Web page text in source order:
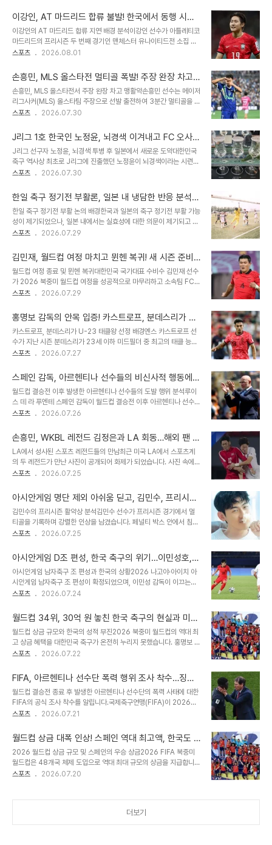
다. 황인범의 포르투 이적 과정..
드를 꺼낼 정도로 경기가 과열되면서 박 감독의 격앙된 반응을 이끌어
냈습니다. 박항서 감독의 열정적인 리더십과 구단의 평가험악한 상황
속에서도 박항서 감독은 코치진의 만류에도 불구하고 강력하게 목소
리를 높이며 제자를 보호하려는 의지를 보였습니다. 경기 후 구단은 박
감독의 행동을 '피 끓는 열정'이라 칭하며 그의 승부욕 넘치는 성격을
영상을 공유하며 팬들의 마음에 든다고 ..
이강인, AT 마드리드 합류 불발! 한국에서 동행 시작
유력
이강인의 AT 마드리드 합류 지연 배경 분석이강인 선수가 아틀레티코
마드리드의 프리시즌 두 번째 경기인 맨체스터 유나이티드전 소집 명
단에서 제외되었습니다. 이로 인해 이강인 선수의 아틀레티코 마드리
지 매체에서도 이강인 선수의 합류 시점이 임박했으며, 한국 투어부터
시작될 것이라고 보도하고 있습니다. 병역 절차로 인한 합류 지연 및
대안 모색이강인 선수는 현재 한국에서 병역 관련 행정 절차를 처리하
고 있으며, 이 절차가 완료되지 않아 출국 허가를 받지 못하고 있습니
다. 이로 인해 팀 합류가 예상보다 늦어지고 있으며, 한국에서 곧바로
하기 위해 한국에서 팀에 합류하는 방안이 ..
스포츠 2026.08.01
손흥민, MLS 올스타전 멀티골 폭발! 주장 완장 차고
MVP까지 석권
손흥민, MLS 올스타전서 주장 완장 차고 맹활약손흥민 선수는 메이저
리그사커(MLS) 올스타팀 주장으로 선발 출전하여 3분간 멀티골을 기
록하며 팀의 역전승을 이끌었습니다. 이는 월드컵 이후 이어진 4경기
생애 첫 MLS 올스타 무대에서 주장으로서 팀을 승리로 이끌며 존재감
을 증명했습니다. 손흥민의 결정적인 멀티골, 경기의 흐름을 바꾸다손
흥민 선수는 전반 20분과 23분, 단 3분 만에 두 골을 몰아넣으며 팀
의 2-1 역전을 만들었습니다. 첫 번째 골은 수비 뒷공간을 파고드는
움직임과 좁은 각도에서의 침착한 마무리로, 두 번째 골은 정확한 위치
민 선수의 뛰어난 결정..
스포츠 2026.07.30
J리그 1호 한국인 노정윤, 뇌경색 이겨내고 FC 오사카
앰버서더로 일본 무대 복귀
J리그 선구자 노정윤, 뇌경색 투병 후 일본에서 새로운 도약대한민국
축구 역사상 최초로 J리그에 진출했던 노정윤이 뇌경색이라는 시련을
딛고 일본 무대에서 새로운 축구 인생을 시작합니다. J3리그 FC 오
습니다. 이는 투병 중에도 축구계에 새로운 발걸음을 내딛는 의미 있는
행보입니다. 과거의 비난을 실력으로 극복한 위대한 발자취노정윤은
고려대 졸업 후 J리그 산프레체 히로시마에 입단하며 파격적인 행보
를 보였습니다. 당시 거센 반일 감정 속에서 '매국노'라는 비난을 받았
으나, 그는 실력으로 이를 극복했습니다. 히로시마의 주전 미드필더로
배들의 길을 열었습니다. 축..
스포츠 2026.07.30
한일 축구 정기전 부활론, 일본 내 냉담한 반응 분석
및 전망
한일 축구 정기전 부활 논의 배경한국과 일본의 축구 정기전 부활 가능
성이 제기되었으나, 일본 내에서는 실효성에 대한 의문이 제기되고 있
습니다. 일부 일본 축구 팬들은 평가전 상대에 대한 다른 의견을 제시
의를 촉발하고 있습니다. 정기전 부활 찬성 및 반대 의견전 일본 국가
대표 마에조노 마사키요는 한일 정기전이 대표팀 강화에 도움이 될 수
있다고 주장하며, 과거 정기전의 의미와 중요성을 강조했습니다. 그러
나 다수의 일본 팬들은 유럽 및 남미 강호와의 경기를 선호하며, 한국
과의 경기에 A매치 기간을 사용할 필요가 없다는 입장을 보이고 있습
을 우려하고 있습니다. 최..
스포츠 2026.07.29
김민재, 월드컵 여정 마치고 뮌헨 복귀! 새 시즌 준비
돌입 및 아시아 투어 예정
월드컵 여정 종료 및 뮌헨 복귀대한민국 국가대표 수비수 김민재 선수
가 2026 북중미 월드컵 여정을 성공적으로 마무리하고 소속팀 FC
바이에른 뮌헨으로 복귀했습니다. 복귀 후 김민재 선수는 본격적인 새
현지 언론에 따르면 김민재 선수는 정밀 메디컬 및 퍼포먼스 테스트를
무사히 소화했습니다. 월드컵에서의 활약과 아쉬움김민재 선수는 월
드컵 조별리그 세 경기에 모두 선발 출전하여 대한민국 수비의 핵심으
로 활약했습니다. 하지만 남아프리카공화국과의 조별리그 최종전에서
종아리 부상을 입어 아쉽게 월드컵 여정을 마감해야 했습니다. 대표팀
을 남겼습니다. 뮌헨에서의 입지와 향후..
스포츠 2026.07.29
홍명보 감독의 안목 입증! 카스트로프, 분데스리가 U-
23 태클왕 등극
카스트로프, 분데스리가 U-23 태클왕 선정 배경옌스 카스트로프 선
수가 지난 시즌 분데스리가 23세 이하 미드필더 중 최고의 태클 능력
을 갖춘 선수로 선정되었습니다. 이는 그의 뛰어난 수비 경쟁력을 입증
짐하고 있습니다. 월드컵 경험과 새 시즌 목표카스트로프 선수는 북중
미 월드컵에서의 경험을 소중히 여기지만, 결과에 대한 아쉬움을 표현
했습니다. 특히 제한된 출전 시간과 숙소 환경에 대한 불만을 드러내며
다음 시즌에는 결장 횟수를 줄이고 싶다는 의지를 밝혔습니다. 그는 여
러 포지션을 소화하며 많은 경기에 출전할 수 있다면 기꺼이 받아들이
프 선수의 강점인 '마초 수비'..
스포츠 2026.07.27
스페인 감독, 아르헨티나 선수들의 비신사적 행동에
강력 비판 성명 발표
월드컵 결승전 이후 발생한 아르헨티나 선수들의 도발 행위 분석루이
스 데 라 푸엔테 스페인 감독이 월드컵 결승전 이후 아르헨티나 선수들
의 비신사적인 행동에 대해 강한 유감을 표명했습니다. 레안드로 파레
향해 폭력적인 행위를 가했습니다. 아르헨티나 수석코치 또한 다니 올
모 선수의 목덜미를 잡아 밀치는 등 도발적인 행동을 보였습니다. 스페
인 감독의 입장 및 자국 선수단 격려데 라 푸엔테 감독은 경기 전날까
지 칭찬을 아끼지 않았던 아르헨티나 선수들의 행동을 결코 용납할 수
없다고 강조했습니다. 그는 아르헨티나 선수들의 도발에도 불구하고
이 평가했습니다. 이러한 성숙한 대응은 스포츠..
스포츠 2026.07.26
손흥민, WKBL 레전드 김정은과 LA 회동…해외 팬 궁
금증 증폭!
LA에서 성사된 스포츠 레전드들의 만남최근 미국 LA에서 스포츠계
의 두 레전드가 만난 사진이 공개되어 화제가 되었습니다. 사진 속에는
세계적인 축구 스타 손흥민 선수와 함께 환한 미소를 짓고 있는 한 여
이 축구 팬들 사이에서, 특히 해외 팬들 중심으로 확산되었습니다. 김
정은, 한국 여자농구의 살아있는 전설사진 속 여성의 정체는 바로 한국
여자농구의 살아있는 전설인 김정은 선수였습니다. 180cm의 장신
포워드인 김정은은 WKBL에 큰 족적을 남겼으며, 21시즌 동안 활약하
며 WKBL 최초로 은퇴 투어의 주인공이 되는 영광을 누렸습니다. 또
크게 기여한 손흥민 선수의 ..
스포츠 2026.07.25
아시안게임 명단 제외 아쉬움 딛고, 김민수, 프리시즌
멀티골로 '지로나의 희망' 등극!
김민수의 프리시즌 활약상 분석김민수 선수가 프리시즌 경기에서 멀
티골을 기록하며 강렬한 인상을 남겼습니다. 페널티 박스 안에서 침착
하게 첫 골을 성공시킨 후, 주발이 아닌 오른발로 추가 득점에 성공하
시즌에 대한 기대감을 높였습니다. 김민수의 성장 과정 및 잠재력
2006년생인 김민수 선수는 스페인에서 성장한 공격 유망주로, 지로
나 유소년팀과 B팀을 거치며 잠재력을 인정받았습니다. 어린 나이에
라리가 데뷔전을 치렀으며, 측면 공격수와 최전방 스트라이커를 모두
소화할 수 있는 다재다능함을 갖추고 있습니다. 임대 생활을 통해 실전
의 평가스페인 매체는 김민수 선수를 '지..
스포츠 2026.07.25
아시안게임 D조 편성, 한국 축구의 위기…이민성호,
사우디-카타르와 격돌
아시안게임 남자축구 조 편성과 한국의 상황2026 나고야·아이치 아
시안게임 남자축구 조 편성이 확정되었으며, 이민성 감독이 이끄는
U-23 대표팀은 사우디아라비아, 카타르와 함께 D조에 편성되었습니
다. 만약 아시안게임 조별리그에서 탈락한다면 이는 돌이킬 수 없는 역
대급 참사가 될 것입니다. 이민성호의 전력과 최근 경기력 분석이민성
호는 최근 U-23 아시안컵에서 부진한 성적을 거두었으며, 사우디아
라비아 원정 2연전에서도 무득점 패배를 기록했습니다. 해외파 선수
들을 포함한 최정예 자원을 꾸렸음에도 불구하고, 경쟁력에 대한 의구
며, 아시안게임에서의 성적이 더욱 중요해지고 ..
스포츠 2026.07.24
월드컵 34위, 30억 원 놓친 한국 축구의 현실과 미래
전략
월드컵 상금 규모와 한국의 성적 부진2026 북중미 월드컵의 역대 최
고 상금 혜택을 대한민국 축구가 온전히 누리지 못했습니다. 홍명보 감
독이 이끈 한국 축구대표팀은 조별리그에서 1승 2패를 기록하며 녹아
서의 패배가 큰 아쉬움으로 남았습니다. 재정적 손실과 기회비용 분석
남아공전에서 무승부만 거뒀어도 32강 진출과 함께 최소 1200만 달
러를 확보할 수 있었습니다. 그러나 패배로 인해 약 30억 원의 성적
상금 차이가 발생했으며, 이는 단순 상금 이상의 흥행 효과와 스폰서
가치 상승 기회를 놓친 것입니다. 결국 한 경기의 결과가 재정적 성과
성과 한국 축구의 과제이번 ..
스포츠 2026.07.22
FIFA, 아르헨티나 선수단 폭력 행위 조사 착수…징계
임박
월드컵 결승전 종료 후 발생한 아르헨티나 선수단의 폭력 사태에 대한
FIFA의 공식 조사 착수를 알립니다.국제축구연맹(FIFA)이 2026
FIFA 월드컵 결승전 종료 직후 발생한 아르헨티나 선수단의 폭력 행
르면 FIFA는 스페인과 아르헨티나의 월드컵 결승전 이후 발생한 폭력
사태와 관련하여 징계 절차를 진행할 예정입니다. 이는 경기 종료 후
그라운드에서 발생한 양 팀 선수들의 대규모 충돌과 관련된 조치입니
다. 주요 징계 대상 선수 및 코칭스태프, 그리고 경기 중 논란이 된 행
동들을 상세히 분석합니다.레안드로 파레데스는 에릭 가르시아의 목
스포츠 2026.07.21
월드컵 상금 대폭 인상! 스페인 역대 최고액, 한국도 3
18억 확보
2026 월드컵 상금 규모 및 스페인의 우승 상금2026 FIFA 북중미
월드컵은 48개국 체제 도입으로 역대 최대 규모의 상금을 지급합니
다. 총상금은 약 1조 746억 원으로, 이전 대회 대비 50% 증가했습
분할 예정이며, 선수 1인당 약 13억 원을 받게 됩니다. 준우승팀 아르
스포츠 2026.07.20
더보기